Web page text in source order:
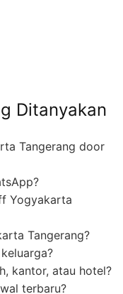
Ditanyakan
Tangerang door
Yogyakarta
Tangerang?
kantor, atau hotel?
terbaru?